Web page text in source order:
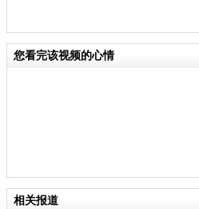
您看完该视频的心情
相关报道